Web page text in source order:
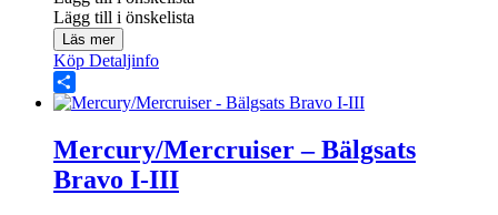
Lägg till i önskelista
Läs mer
Köp Detaljinfo
Share
Mercury/Mercruiser – Bälgsats
Bravo I-III